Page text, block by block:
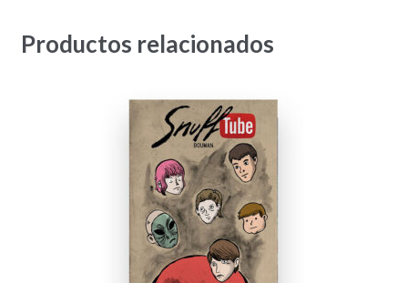
Productos relacionados